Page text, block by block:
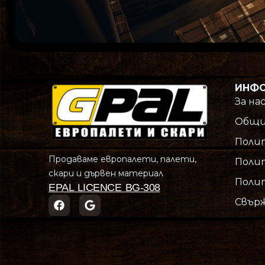
Продаваме европалети, палети,
скари и дървен материал
EPAL LICENCE BG-308
За нас
Общи